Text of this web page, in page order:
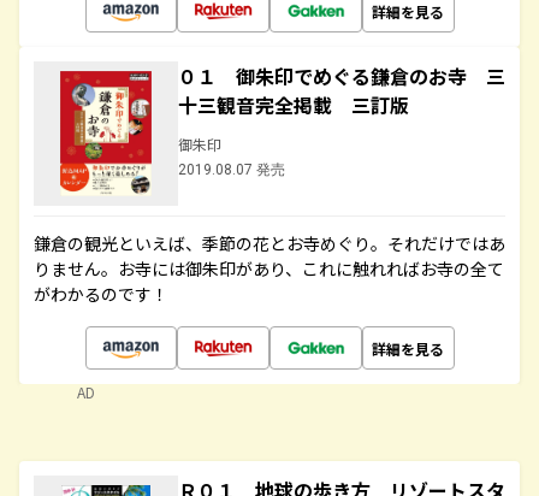
詳細を見る
０１ 御朱印でめぐる鎌倉のお寺 三
十三観音完全掲載 三訂版
御朱印
2019.08.07 発売
鎌倉の観光といえば、季節の花とお寺めぐり。それだけではあ
りません。お寺には御朱印があり、これに触れればお寺の全て
がわかるのです！
詳細を見る
AD
Ｒ０１ 地球の歩き方 リゾートスタ